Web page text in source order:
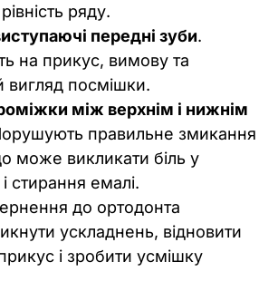
рівність ряду.
передні зуби.
на прикус, вимову та
вигляд посмішки.
між верхнім і нижнім
правильне змикання
може викликати біль у
стирання емалі.
до ортодонта
ускладнень, відновити
і зробити усмішку